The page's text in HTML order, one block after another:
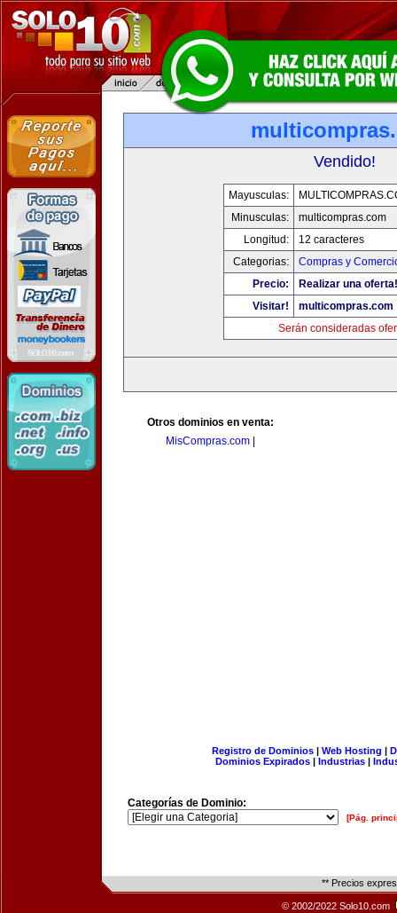
Vendido!
Mayusculas:
Minusculas:
multicompras.com
Longitud:
12 caracteres
Categorias:
Compras y
Precio:
Realizar una oferta!
Visitar!
multicompras.com
Serán consideradas
Otros dominios en venta:
MisCompras.com
Registro de Dominios| Web Hosting |
Dominios Expirados | Industrias |
Categorías de Dominio:
[Pág.
** Precios
© 2002/2022 Solo10.com